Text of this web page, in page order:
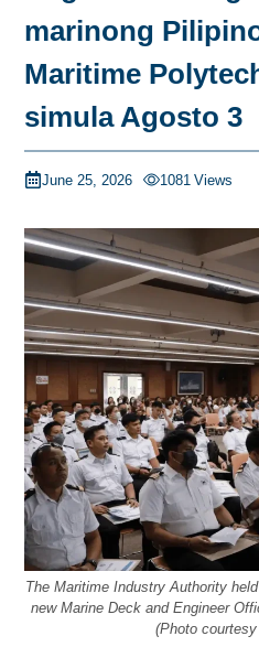
marinong
Maritime
simula Agosto 3
June 25, 2026 1081 Views
The Maritime Industry Authority
new Marine Deck and Engineer
(Photo